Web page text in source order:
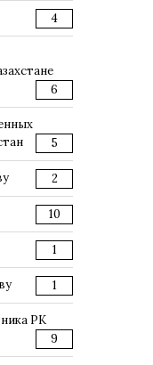
4
6
5
2
10
1
1
РК
9